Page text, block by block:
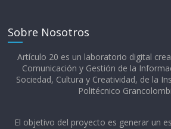
Sobre Nosotros
Artículo 20 es un laboratorio digital
Comunicación y Gestión de la
Sociedad, Cultura y Creatividad, de la
Politécnico
El objetivo del proyecto es generar un